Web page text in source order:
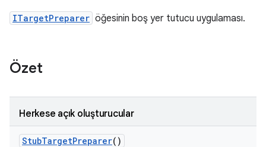
ITargetPreparer öğesinin boş yer tutucu uygulaması.
Özet
Herkese açık oluşturucular
StubTargetPreparer()